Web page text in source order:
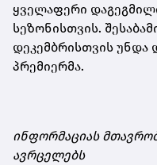
ყველაფერი
სეზონისთვის.
დეკემბრისთვის უნდა
პრემიერმა.
ინფორმაციას
ავრცელებს